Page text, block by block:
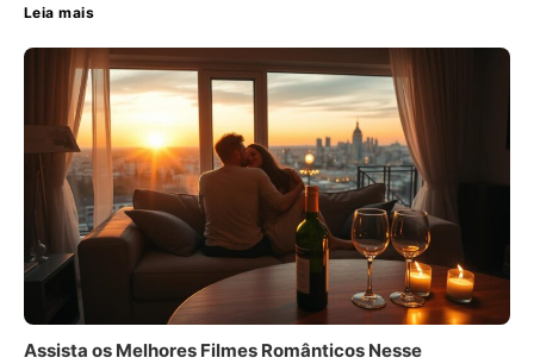
Leia mais
Assista os Melhores Filmes Românticos Nesse